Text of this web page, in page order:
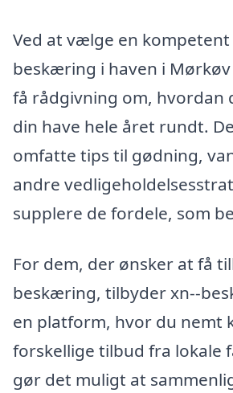
Ved at vælge en
beskæring i haven i
få rådgivning om, hvordan
din have hele året rundt.
omfatte tips til gødning,
andre
supplere de fordele, som
For dem, der ønsker at få
beskæring, tilbyder xn--
en platform, hvor du nemt
forskellige tilbud fra lokale
gør det muligt at